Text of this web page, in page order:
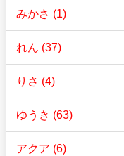
みかさ (1)
れん (37)
りさ (4)
ゆうき (63)
アクア (6)